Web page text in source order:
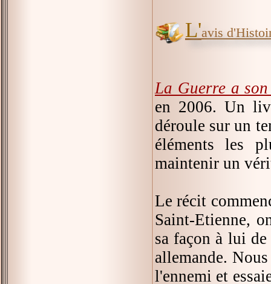
L'avis
La Guerre a
en 2006. Un
déroule sur un
éléments les
maintenir un
Le récit
Saint-Etienne,
sa façon à lui
allemande.
l'ennemi et